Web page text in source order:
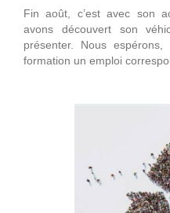
Fin août, c’est avec son
avons découvert son
présenter. Nous
formation un emploi